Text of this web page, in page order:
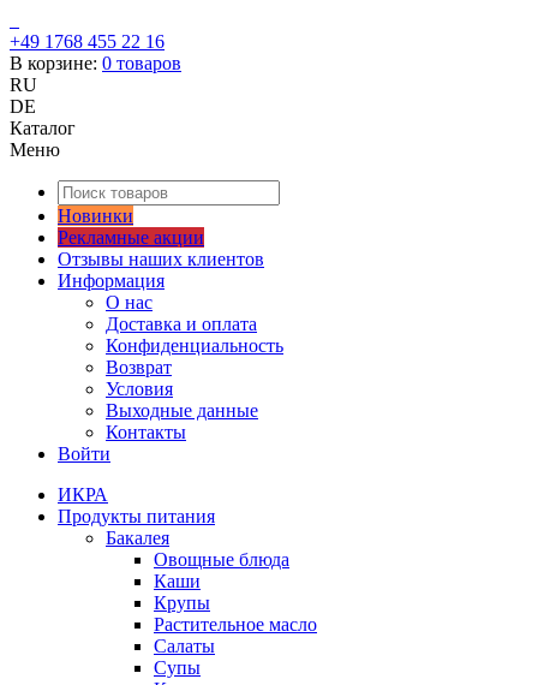
+49 1768 455 22 16
В корзине: 0 товаров
RU
DE
Каталог
Меню
Новинки
Рекламные акции
Отзывы наших клиентов
Информация
О нас
Доставка и оплата
Конфиденциальность
Возврат
Условия
Выходные данные
Контакты
Войти
ИКРА
Продукты питания
Бакалея
Овощные блюда
Каши
Крупы
Растительное масло
Салаты
Супы